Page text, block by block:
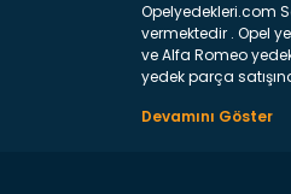
Opelyedekleri.com
vermektedir . Opel
ve Alfa Romeo
yedek parça
belirttiğimiz parçalar
üretilmiş disk ile